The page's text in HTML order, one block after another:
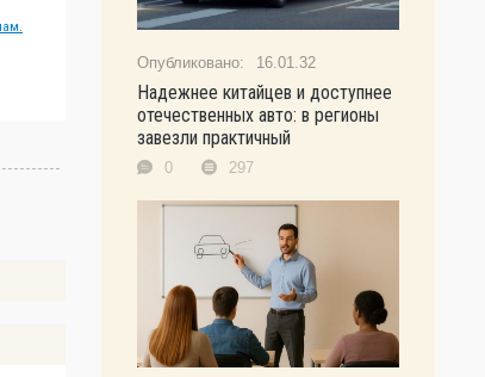
16.01.32
Надежнее китайцев и доступнее
отечественных авто: в регионы
завезли практичный
0 297